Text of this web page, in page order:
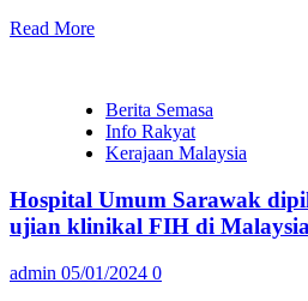
Read More
Berita Semasa
Info Rakyat
Kerajaan Malaysia
Hospital Umum Sarawak
ujian klinikal FIH di
admin 05/01/2024 0